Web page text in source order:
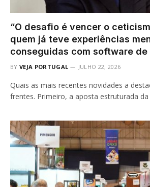
“O desafio é vencer o
quem já teve experiências
conseguidas com software de
BY VEJA PORTUGAL JULHO 22, 2026
Quais as mais recentes novidades a
frentes. Primeiro, a aposta estruturada